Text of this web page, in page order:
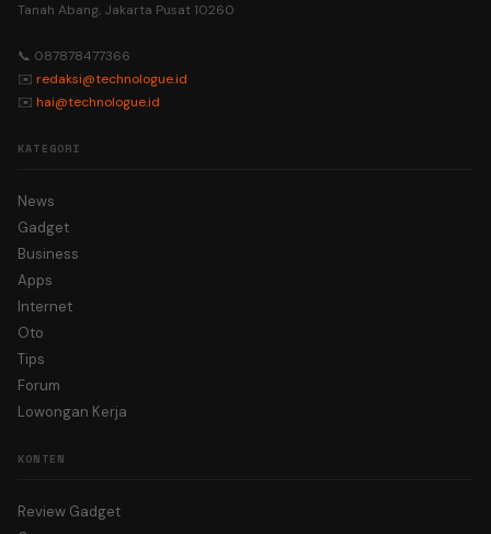
Tanah Abang, Jakarta Pusat 10260
📞 087878477366
✉️ redaksi@technologue.id
✉️ hai@technologue.id
KATEGORI
News
Gadget
Business
Apps
Internet
Oto
Tips
Forum
Lowongan Kerja
KONTEN
Review Gadget